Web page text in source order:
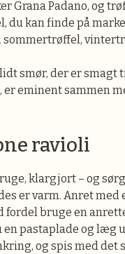
Grana Padano, og
kan finde på
smør, der er smagt
eminent sammen
ravioli
klargjort – og
er varm. Anret
fordel bruge en
en pastaplade og læg
og spis med det